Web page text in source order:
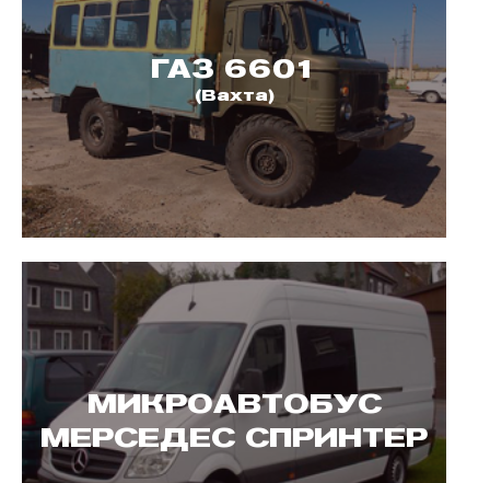
ГАЗ 6601
(Вахта)
МИКРОАВТОБУС
МЕРСЕДЕС СПРИНТЕР